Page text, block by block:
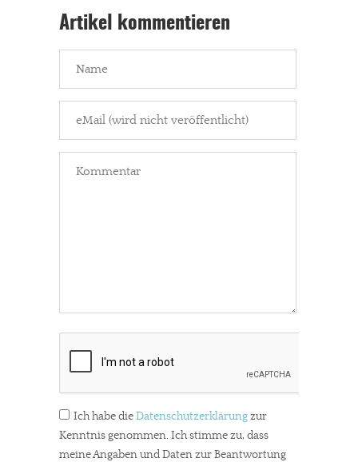
Artikel kommentieren
Ich habe dieDatenschutzerklärungzur
Kenntnis genommen. Ich stimme zu, dass
meine Angaben und Daten zur Beantwortung